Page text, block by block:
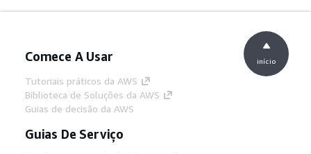
Comece A Usar
Tutoriais práticos da AWS
Biblioteca de Soluções da AWS
Guias de decisão da AWS
Guias De Serviço
início